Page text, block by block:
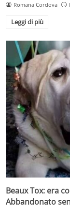
Romana Cordova
Leggi di più
Beaux Tox: era
Abbandonato